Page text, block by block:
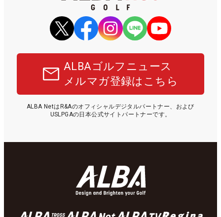
ALBAゴルフニュース
メルマガ登録はこちら
ALBA NetはR&Aのオフィシャルデジタルパートナー、および
USLPGAの日本公式サイトパートナーです。